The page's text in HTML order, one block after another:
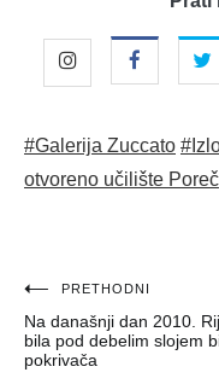
#Galerija Zuccato
otvoreno učilište Poreč
Navigacija
objava
PRETHODNI
Na današnji dan 2010.
bila pod debelim slojem
pokrivača